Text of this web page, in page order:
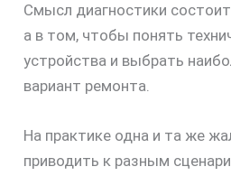
Смысл диагностики
а в том, чтобы понять
устройства и выбрать
вариант ремонта.
На практике одна и та же
приводить к разным